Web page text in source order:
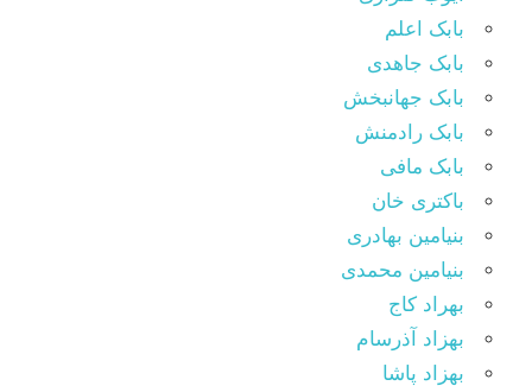
بابک اعلم
بابک جاهدی
بابک جهانبخش
بابک رادمنش
بابک مافی
باکتری خان
بنیامین بهادری
بنیامین محمدی
بهراد کاج
بهزاد آذرسام
بهزاد پاشا